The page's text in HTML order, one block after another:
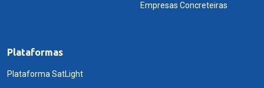
Empresas Concreteiras
Plataformas
Plataforma SatLight